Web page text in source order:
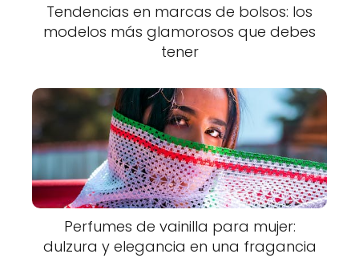
Tendencias en marcas de bolsos: los
modelos más glamorosos que debes
tener
Perfumes de vainilla para mujer:
dulzura y elegancia en una fragancia